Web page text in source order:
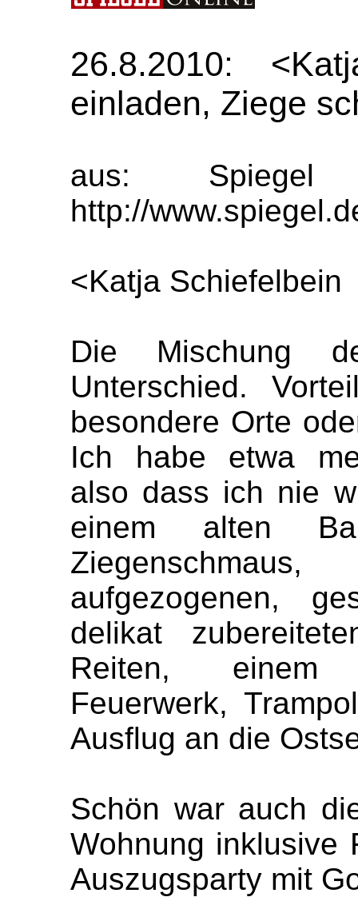
26.8.2010:
einladen, Ziege
aus: Spiegel
http://
<Katja Schiefelbein
Die Mischung
Unterschied.
besondere Orte
Ich habe etwa
also dass ich nie
einem alten
aufgezogenen,
delikat
Reiten, einem
Feuerwerk,
Ausflug an die
Schön war auch
Wohnung inklusive
Auszugsparty mit